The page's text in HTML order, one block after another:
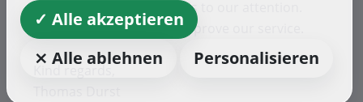
Thank you for bringing this to our attention.
Your feedback helps us improve our service.
Kind regards,
✓ Alle akzeptieren
⨯ Alle ablehnen
Personalisieren